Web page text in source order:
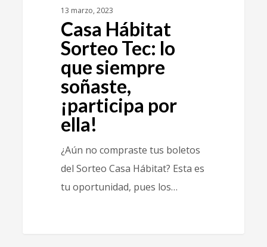
13 marzo, 2023
Casa Hábitat
Sorteo Tec: lo
que siempre
soñaste,
¡participa por
ella!
¿Aún no compraste tus boletos
del Sorteo Casa Hábitat? Esta es
tu oportunidad, pues los…